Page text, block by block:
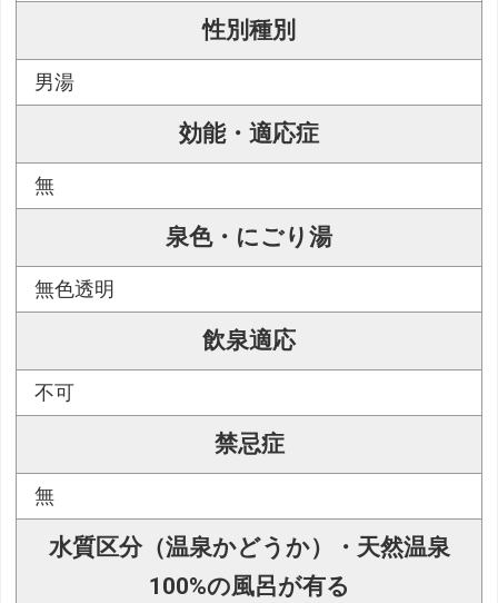
性別種別
男湯
効能・適応症
無
泉色・にごり湯
無色透明
飲泉適応
不可
禁忌症
無
水質区分（温泉かどうか）・天然温泉
100%の風呂が有る